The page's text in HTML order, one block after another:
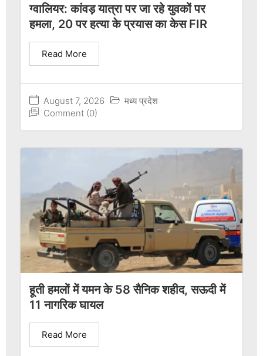
ग्वालियर: कांवड़ यात्रा पर जा रहे युवकों पर
हमला, 20 पर हत्या के प्रयास का केस FIR
August 7, 2026
मध्य प्रदेश
Comment (0)
Read More
हूती हमलों में यमन के 58 सैनिक शहीद, सऊदी में
11 नागरिक घायल
Read More